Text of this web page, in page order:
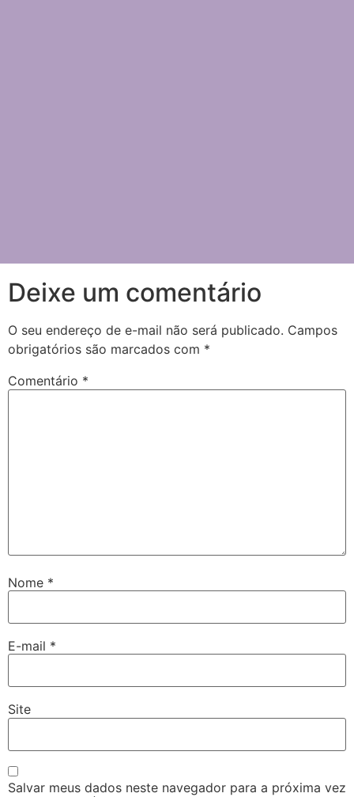
Deixe um comentário
O seu endereço de e-mail não será publicado. Campos
obrigatórios são marcados com *
Comentário *
Nome *
E-mail *
Site
Salvar meus dados neste navegador para a próxima vez